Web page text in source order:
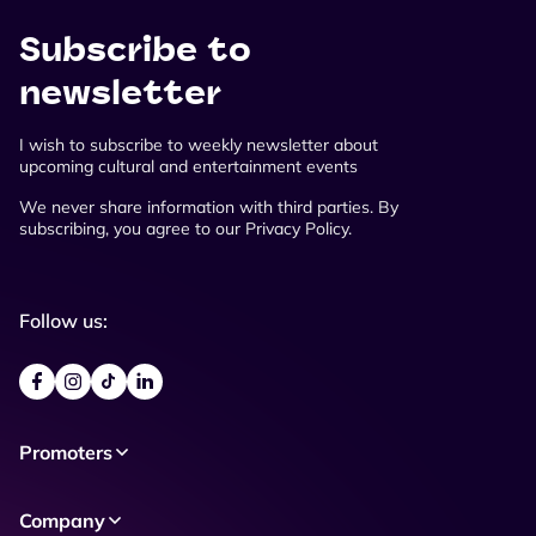
Subscribe to
newsletter
I wish to subscribe to weekly newsletter about
upcoming cultural and entertainment events
We never share information with third parties. By
subscribing, you agree to our Privacy Policy.
Follow us:
Promoters
Company